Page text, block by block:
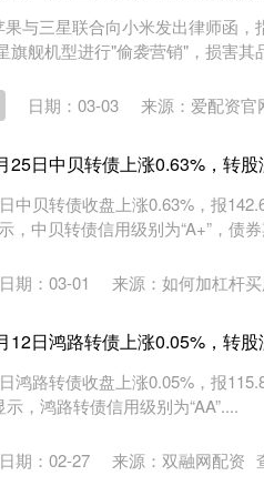
与三星联合向小米发出律师函
旗舰机型进行"偷袭营销"，损害其
日期：03-03 来源：爱配资官
25日中贝转债上涨0.63%，转
中贝转债收盘上涨0.63%，报
，中贝转债信用级别为“A+”，债
日期：03-01 来源：如何加杠杆
12日鸿路转债上涨0.05%，转
鸿路转债收盘上涨0.05%，报
，鸿路转债信用级别为“AA”....
日期：02-27 来源：双融网配资